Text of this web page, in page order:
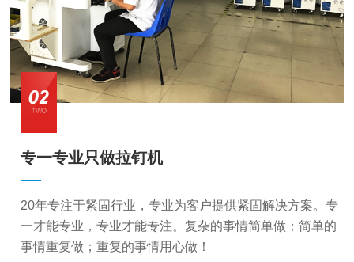
专一专业只做拉钉机
20年专注于紧固行业，专业为客户提供紧固解决方案。专
一才能专业，专业才能专注。复杂的事情简单做；简单的
事情重复做；重复的事情用心做！